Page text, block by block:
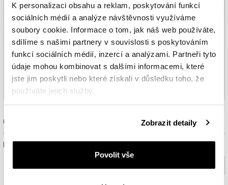
K personalizaci obsahu a reklam, poskytování funkcí
sociálních médií a analýze návštěvnosti využíváme
soubory cookie. Informace o tom, jak náš web používáte,
sdílíme s našimi partnery v souvislosti s poskytováním
funkcí sociálních médií, inzercí a analýzami. Partneři tyto
údaje mohou kombinovat s dalšími informacemi, které
jste jim poskytli nebo které získali v důsledku toho, že
používáte jejich služby.
Zásadách ochrany osobních údajů
Zobrazit detaily
Povolit vše
Ověřit dostupnost a rezervovat na prodejně
Prosím, vyberte ze seznamu město nebo konkrétní prodejnu